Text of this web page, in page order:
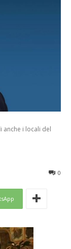
anche i locali del
0